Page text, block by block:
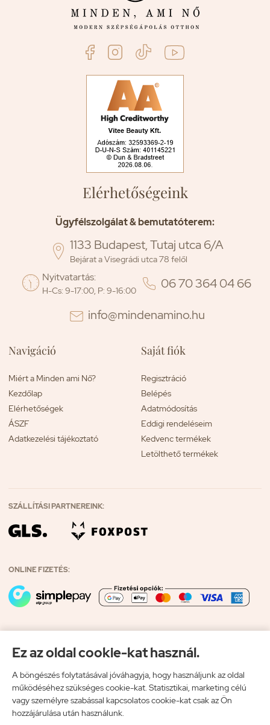
Ez az oldal cookie-kat használ.
A böngészés folytatásával jóváhagyja, hogy használjunk az oldal
működéséhez szükséges cookie-kat. Statisztikai, marketing célú
vagy személyre szabással kapcsolatos cookie-kat csak az Ön
hozzájárulása után használunk.
Elérhetőségeink
Ügyfélszolgálat & bemutatóterem:
 1133 Budapest, Tutaj utca 6/A
Bejárat a Visegrádi utca 78 felől
 Nyitvatartás:
H-Cs: 9-17:00, P: 9-16:00
06 70 364 04 66
info@mindenamino.hu
Navigáció
Miért a Minden ami Nő?
Kezdőlap
Elérhetőségek
ÁSZF
Adatkezelési tájékoztató
Saját fiók
Regisztráció
Belépés
Adatmódosítás
Eddigi rendeléseim
Kedvenc termékek
Letölthető termékek
SZÁLLÍTÁSI PARTNEREINK:
ONLINE FIZETÉS:
MINDENAMINO.HU